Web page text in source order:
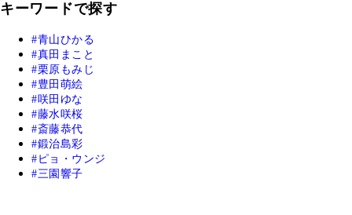
キーワードで探す
青山ひかる
真田まこと
栗原もみじ
豊田萌絵
咲田ゆな
藤水咲桜
斎藤恭代
鍛治島彩
ピョ・ウンジ
三園響子